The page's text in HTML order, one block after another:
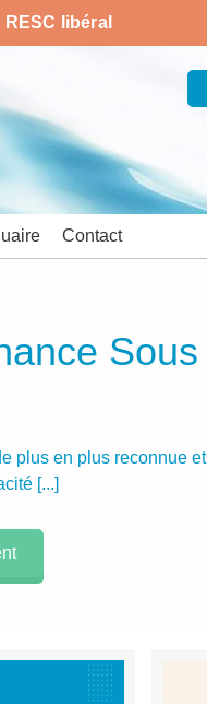
libéral
Contact
Sous
plus en plus reconnue et
[...]